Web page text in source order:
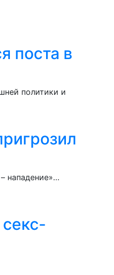
поста в
политики и
нападение»…